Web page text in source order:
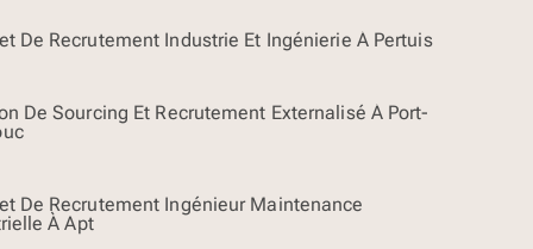
De Recrutement Industrie Et Ingénierie À Pertuis
De Sourcing Et Recrutement Externalisé À Port-
De Recrutement Ingénieur Maintenance
À Apt